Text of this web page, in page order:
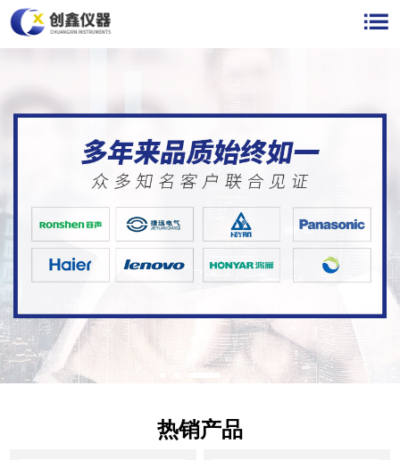
热销产品